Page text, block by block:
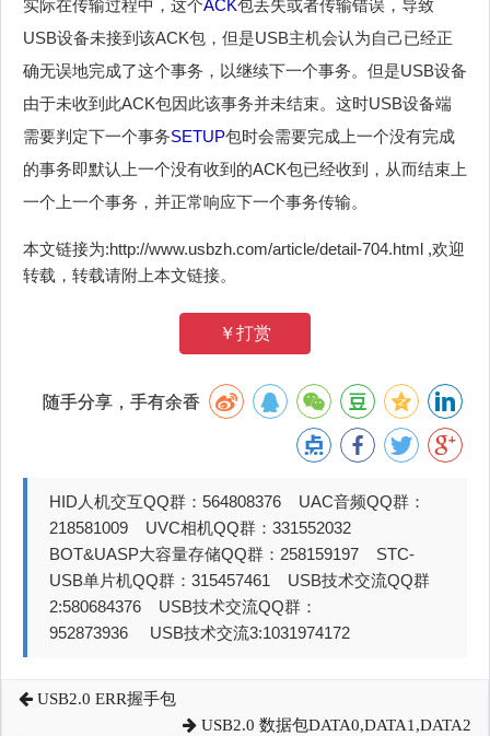
实际在传输过程中，这个ACK包丢失或者传输错误，导致
USB设备未接到该ACK包，但是USB主机会认为自己已经正
确无误地完成了这个事务，以继续下一个事务。但是USB设备
由于未收到此ACK包因此该事务并未结束。这时USB设备端
需要判定下一个事务SETUP包时会需要完成上一个没有完成
的事务即默认上一个没有收到的ACK包已经收到，从而结束上
一个上一个事务，并正常响应下一个事务传输。
本文链接为:http://www.usbzh.com/article/detail-704.html ,欢迎
转载，转载请附上本文链接。
￥打赏
随手分享，手有余香
HID人机交互QQ群：564808376 UAC音频QQ群：
218581009 UVC相机QQ群：331552032
BOT&UASP大容量存储QQ群：258159197 STC-
USB单片机QQ群：315457461 USB技术交流QQ群
2:580684376 USB技术交流QQ群：
952873936 USB技术交流3:1031974172
USB2.0 ERR握手包
USB2.0 数据包DATA0,DATA1,DATA2